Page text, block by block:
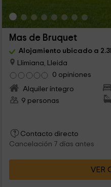
Mas de Bruquet
Alojamiento ubicado a
Llimiana, Lleida
0 opiniones
Alquiler íntegro
9 personas
Contacto directo
Cancelación 7 días antes
VER